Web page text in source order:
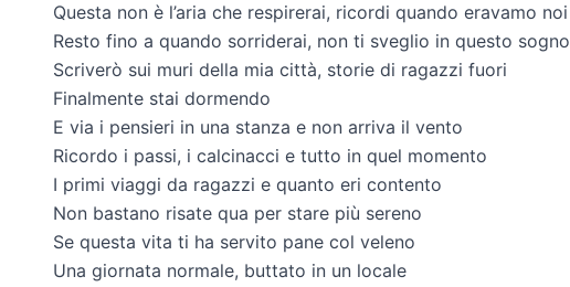
Questa non è l’aria che respirerai, ricordi quando eravamo noi
Resto fino a quando sorriderai, non ti sveglio in questo sogno
Scriverò sui muri della mia città, storie di ragazzi fuori
Finalmente stai dormendo
E via i pensieri in una stanza e non arriva il vento
Ricordo i passi, i calcinacci e tutto in quel momento
I primi viaggi da ragazzi e quanto eri contento
Non bastano risate qua per stare più sereno
Se questa vita ti ha servito pane col veleno
Una giornata normale, buttato in un locale